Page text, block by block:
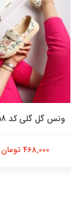
ونس گل گلی کد 7858
468,000 تومان